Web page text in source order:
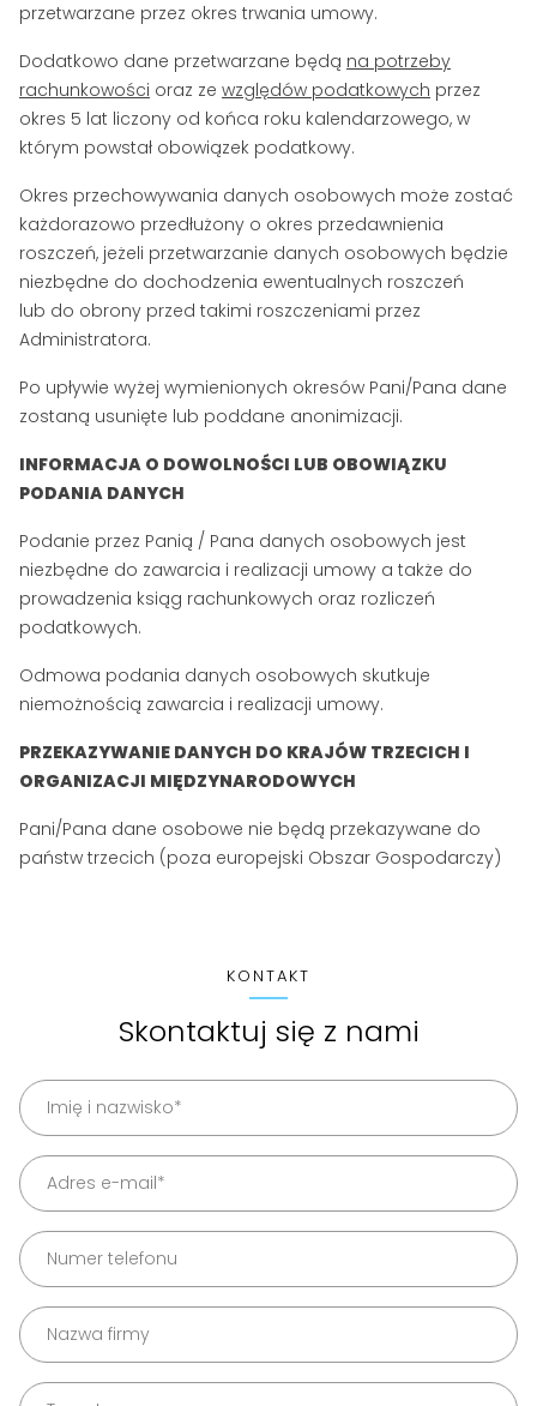
przetwarzane przez okres trwania umowy.
Dodatkowo dane przetwarzane będą na potrzeby
rachunkowości oraz ze względów podatkowych przez
okres 5 lat liczony od końca roku kalendarzowego, w
którym powstał obowiązek podatkowy.
Okres przechowywania danych osobowych może zostać
każdorazowo przedłużony o okres przedawnienia
roszczeń, jeżeli przetwarzanie danych osobowych będzie
niezbędne do dochodzenia ewentualnych roszczeń
lub do obrony przed takimi roszczeniami przez
Administratora.
Po upływie wyżej wymienionych okresów Pani/Pana dane
zostaną usunięte lub poddane anonimizacji.
INFORMACJA O DOWOLNOŚCI LUB OBOWIĄZKU
PODANIA DANYCH
Podanie przez Panią / Pana danych osobowych jest
niezbędne do zawarcia i realizacji umowy a także do
prowadzenia ksiąg rachunkowych oraz rozliczeń
podatkowych.
Odmowa podania danych osobowych skutkuje
niemożnością zawarcia i realizacji umowy.
PRZEKAZYWANIE DANYCH DO KRAJÓW TRZECICH I
ORGANIZACJI MIĘDZYNARODOWYCH
Pani/Pana dane osobowe nie będą przekazywane do
państw trzecich (poza europejski Obszar Gospodarczy)
KONTAKT
Skontaktuj się z nami